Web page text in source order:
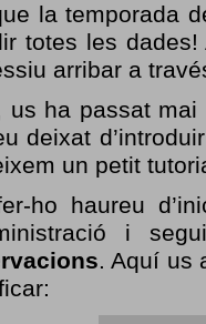
la temporada
totes les
arribar a
us ha passat
deixat
un petit
ho haureu
i
. Aquí us